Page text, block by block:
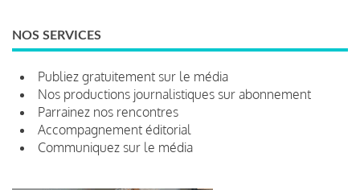
NOS SERVICES
Publiez gratuitement sur le média
Nos productions journalistiques sur abonnement
Parrainez nos rencontres
Accompagnement éditorial
Communiquez sur le média